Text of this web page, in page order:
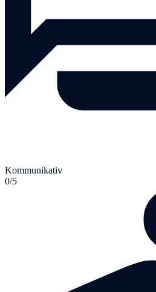
Kommunikativ
0/5